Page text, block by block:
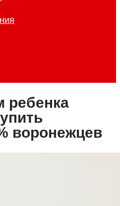
ребенка
воронежцев